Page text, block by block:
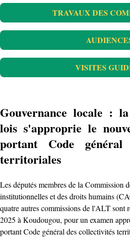
TRAVAUX DES
VISITES
Gouvernance locale :
lois s'approprie le
portant Code général
territoriales
‎Les députés membres de la Commission
institutionnelles et des droits humains
quatre autres commissions de l'ALT sont
2025 à Koudougou, pour un examen
portant Code général des collectivités